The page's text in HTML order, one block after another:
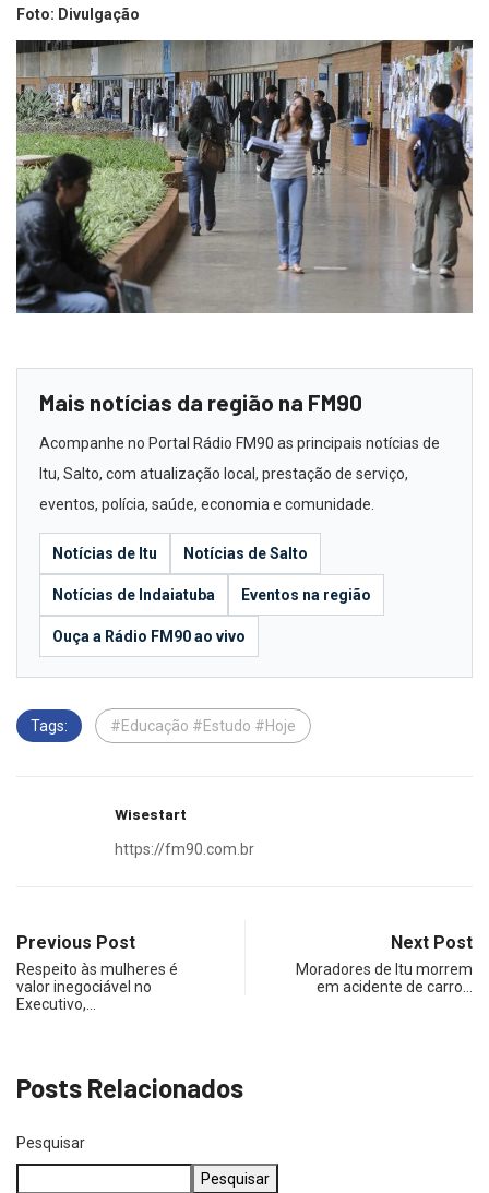
Foto: Divulgação
Mais notícias da região na FM90
Acompanhe no Portal Rádio FM90 as principais notícias de
Itu, Salto, com atualização local, prestação de serviço,
eventos, polícia, saúde, economia e comunidade.
Notícias de Itu Notícias de Salto
Notícias de Indaiatuba Eventos na região
Ouça a Rádio FM90 ao vivo
Tags: #Educação #Estudo #Hoje
Wisestart
https://fm90.com.br
Previous Post
Respeito às mulheres é
valor inegociável no
Executivo,…
Next Post
Moradores de Itu morrem
em acidente de carro…
Posts Relacionados
Pesquisar
Pesquisar